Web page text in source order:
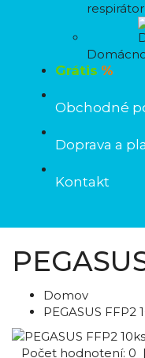
Grátis %
Obchodné
Doprava a
Kontakt
Domov
PEGASUS FFP2
Počet hodnotení: 0 |